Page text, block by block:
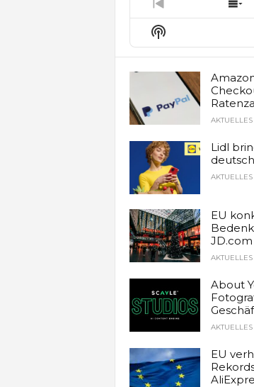
Previous
Episode
Show
Podcast
Information
AKTUELLES
Lidl
AKTUELLES
EU
JD.com
AKTUELLES
About
AKTUELLES
EU